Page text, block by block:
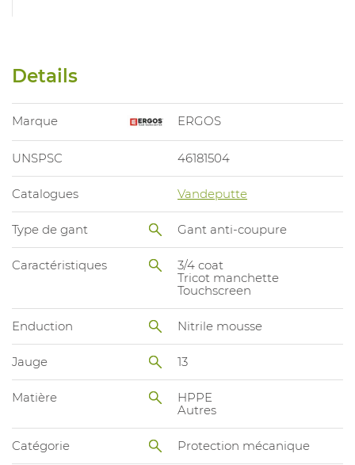
Details
Marque ERGOS
UNSPSC 46181504
Catalogues Vandeputte
Type de gant Gant anti-coupure
Caractéristiques
3/4 coat
Tricot manchette
Touchscreen
Enduction Nitrile mousse
Jauge 13
Matière
HPPE
Autres
Catégorie Protection mécanique